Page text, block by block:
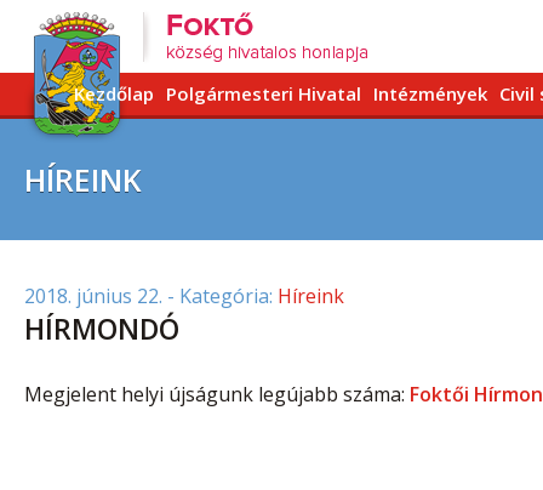
Kezdőlap Polgármesteri Hivatal Intézmények Civil
HÍREINK
2018. június 22. - Kategória: Híreink
HÍRMONDÓ
Megjelent helyi újságunk legújabb száma: Foktői